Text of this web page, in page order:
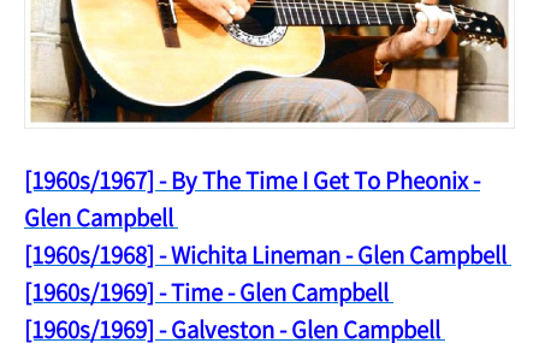
[1960s/1967] - By The Time I Get To Pheonix -
Glen Campbell
[1960s/1968] - Wichita Lineman - Glen Campbell
[1960s/1969] - Time - Glen Campbell
[1960s/1969] - Galveston - Glen Campbell